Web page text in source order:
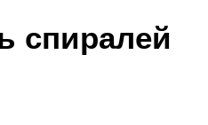
спиралей